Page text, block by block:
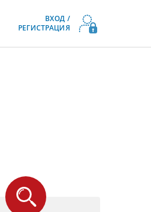
ВХОД /
РЕГИСТРАЦИЯ